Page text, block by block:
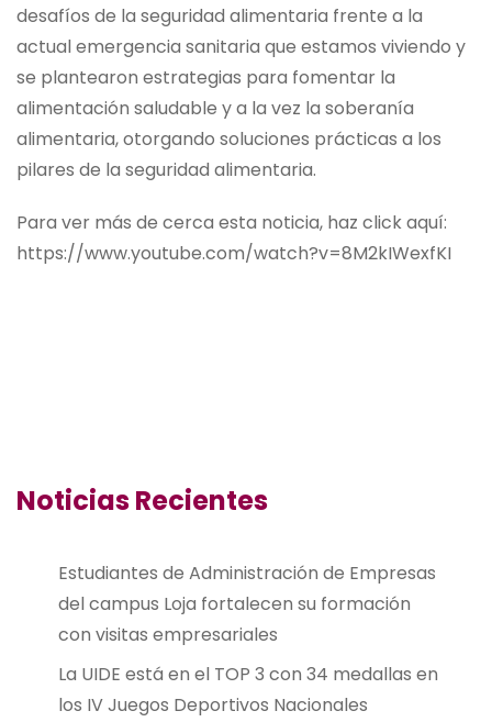
desafíos de la seguridad alimentaria frente a la
actual emergencia sanitaria que estamos viviendo y
se plantearon estrategias para fomentar la
alimentación saludable y a la vez la soberanía
alimentaria, otorgando soluciones prácticas a los
pilares de la seguridad alimentaria.
Para ver más de cerca esta noticia, haz click aquí:
https://www.youtube.com/watch?v=8M2kIWexfKI
Noticias Recientes
Estudiantes de Administración de Empresas
del campus Loja fortalecen su formación
con visitas empresariales
La UIDE está en el TOP 3 con 34 medallas en
los IV Juegos Deportivos Nacionales